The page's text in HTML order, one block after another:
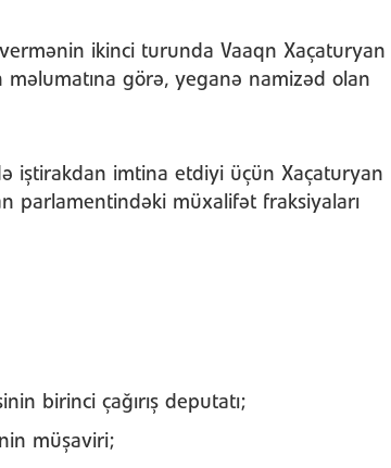
ikinci turunda Vaaqn Xaçaturyan
görə, yeganə namizəd olan
iştirakdan imtina etdiyi üçün Xaçaturyan
parlamentindəki müxalifət fraksiyaları
birinci çağırış deputatı;
müşaviri;